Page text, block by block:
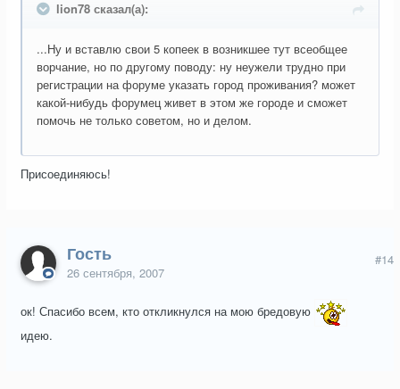
lion78 сказал(а):
...Ну и вставлю свои 5 копеек в возникшее тут всеобщее
ворчание, но по другому поводу: ну неужели трудно при
регистрации на форуме указать город проживания? может
какой-нибудь форумец живет в этом же городе и сможет
помочь не только советом, но и делом.
Присоединяюсь!
Гость
26 сентября, 2007
#14
ок! Спасибо всем, кто откликнулся на мою бредовую
идею.